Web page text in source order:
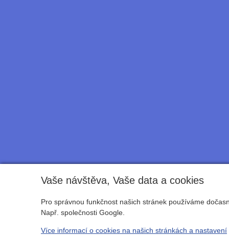
Vaše návštěva, Vaše data a cookies
Pro správnou funkčnost našich stránek používáme
Např. společnosti Google.
Více informací o cookies na našich stránkách a nastavení